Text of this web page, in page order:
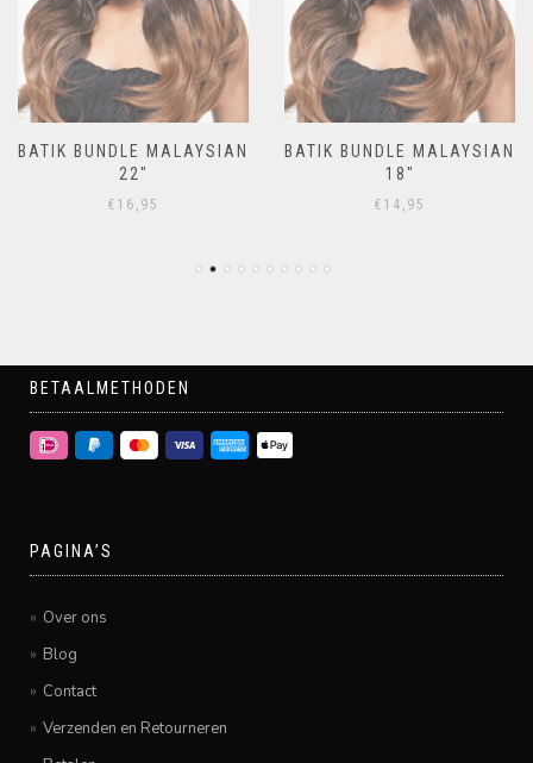
BATIK BUNDLE MALAYSIAN
22″
€ 16,95
BATIK BUNDLE MALAYSIAN
18″
€ 14,95
BETAALMETHODEN
PAGINA’S
Over ons
Blog
Contact
Verzenden en Retourneren